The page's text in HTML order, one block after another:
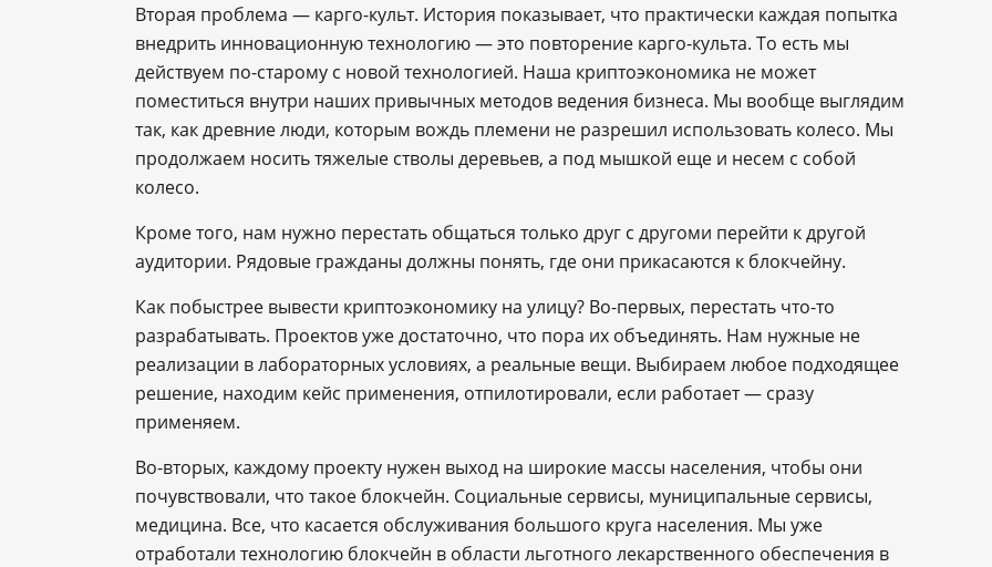
Вторая проблема — карго-культ. История показывает, что практически каждая попытка
внедрить инновационную технологию — это повторение карго-культа. То есть мы
действуем по-старому с новой технологией. Наша криптоэкономика не может
поместиться внутри наших привычных методов ведения бизнеса. Мы вообще выглядим
так, как древние люди, которым вождь племени не разрешил использовать колесо. Мы
продолжаем носить тяжелые стволы деревьев, а под мышкой еще и несем с собой
колесо.
Кроме того, нам нужно перестать общаться только друг с другоми перейти к другой
аудитории. Рядовые гражданы должны понять, где они прикасаются к блокчейну.
Как побыстрее вывести криптоэкономику на улицу? Во-первых, перестать что-то
разрабатывать. Проектов уже достаточно, что пора их объединять. Нам нужные не
реализации в лабораторных условиях, а реальные вещи. Выбираем любое подходящее
решение, находим кейс применения, отпилотировали, если работает — сразу
применяем.
Во-вторых, каждому проекту нужен выход на широкие массы населения, чтобы они
почувствовали, что такое блокчейн. Социальные сервисы, муниципальные сервисы,
медицина. Все, что касается обслуживания большого круга населения. Мы уже
отработали технологию блокчейн в области льготного лекарственного обеспечения в